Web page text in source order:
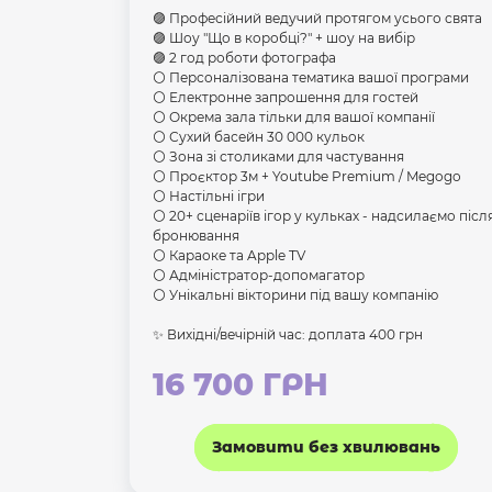
🟣 Професійний ведучий протягом усього свята
🟣 Шоу "Що в коробці?" + шоу на вибір
🟣 2 год роботи фотографа
⚪️ Персоналізована тематика вашої програми
⚪️ Електронне запрошення для гостей
⚪️ Окрема зала тільки для вашої компанії
⚪️ Сухий басейн 30 000 кульок
⚪️ Зона зі столиками для частування
⚪️ Проєктор 3м + Youtube Premium / Megogo
⚪️ Настільні ігри
⚪️ 20+ сценаріїв ігор у кульках - надсилаємо
бронювання
⚪️ Караоке та Apple TV
⚪️ Адміністратор-допомагатор
⚪️ Унікальні вікторини під вашу компанію
✨ Вихідні/вечірній час: доплата 400 грн
16 700 ГРН
Замовити без хвилювань